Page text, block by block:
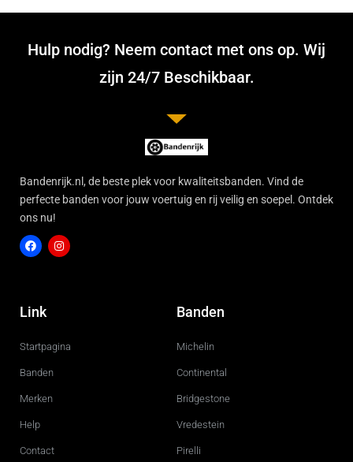
Hulp nodig? Neem contact met ons op. Wij
zijn 24/7 Beschikbaar.
Bandenrijk.nl, de beste plek voor kwaliteitsbanden. Vind de
perfecte banden voor jouw voertuig en rij veilig en soepel. Ontdek
ons nu!
c
e
o
g
r
Link
Startpagina
Banden
Merken
Help
Contact
Banden
Michelin
Continental
Bridgestone
Vredestein
Pirelli